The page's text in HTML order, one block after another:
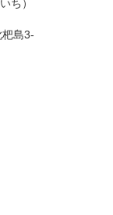
ち）
島3-